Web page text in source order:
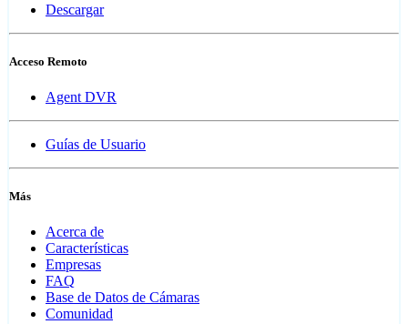
Descargar
Acceso Remoto
Agent DVR
Guías de Usuario
Más
Acerca de
Características
Empresas
FAQ
Base de Datos de Cámaras
Comunidad